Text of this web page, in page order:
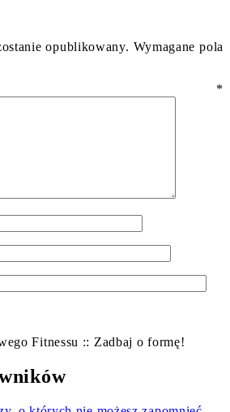
opublikowany. Wymagane pola
*
Fitnessu :: Zadbaj o formę!